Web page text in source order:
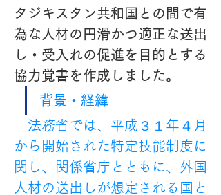
タジキスタン共和国との間で有
為な人材の円滑かつ適正な送出
し・受入れの促進を目的とする
協力覚書を作成しました。
背景・経緯
法務省では、平成３１年４月
から開始された特定技能制度に
関し、関係省庁とともに、外国
人材の送出しが想定される国と